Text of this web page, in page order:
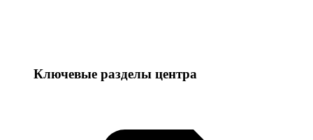
Ключевые разделы центра